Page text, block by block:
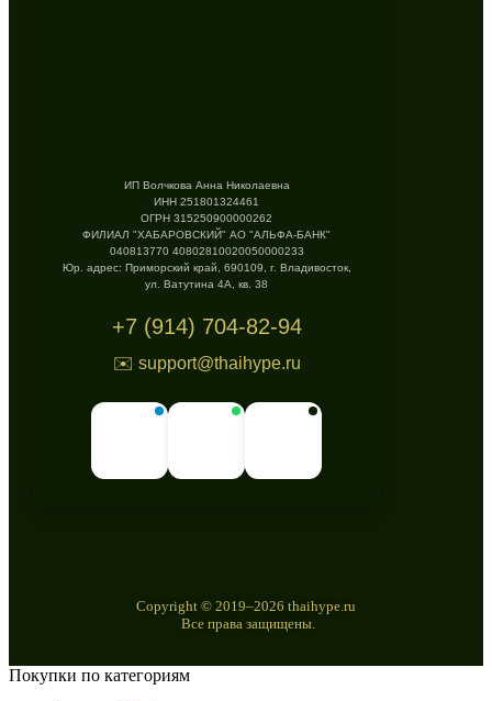
ИП Волчкова Анна Николаевна
ИНН 251801324461
ОГРН 315250900000262
ФИЛИАЛ "ХАБАРОВСКИЙ" АО "АЛЬФА-БАНК"
040813770 40802810020050000233
Юр. адрес: Приморский край, 690109, г. Владивосток,
ул. Ватутина 4А, кв. 38
+7 (914) 704-82-94
✉️ support@thaihype.ru
Copyright © 2019–2026 thaihype.ru
Все права защищены.
Покупки по категориям